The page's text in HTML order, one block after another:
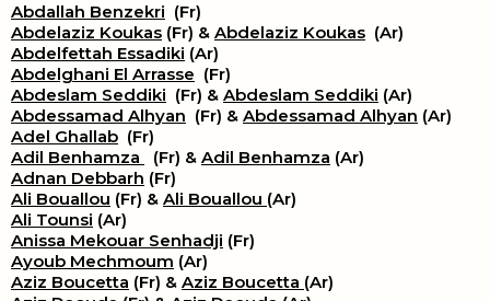
Abdallah Benzekri (Fr)
Abdelaziz Koukas (Fr) & Abdelaziz Koukas (Ar)
Abdelfettah Essadiki (Ar)
Abdelghani El Arrasse (Fr)
Abdeslam Seddiki (Fr) & Abdeslam Seddiki (Ar)
Abdessamad Alhyan (Fr) & Abdessamad Alhyan (Ar)
Adel Ghallab (Fr)
Adil Benhamza
(Fr) & Adil Benhamza (Ar)
Adnan Debbarh (Fr)
Ali Bouallou (Fr) & Ali Bouallou (Ar)
Ali Tounsi (Ar)
Anissa Mekouar Senhadji (Fr)
Ayoub Mechmoum (Ar)
Aziz Boucetta (Fr) & Aziz Boucetta (Ar)